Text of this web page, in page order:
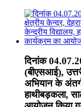
दिनांक
(बीएसआई),
अभियान के
हाथीबड़कला,